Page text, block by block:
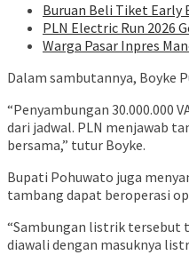
Buruan Beli Tiket Early
PLN Electric Run 2026
Warga Pasar Inpres
Dalam sambutannya, Boyke
“Penyambungan 30.000.000
dari jadwal. PLN menjawab
bersama,” tutur Boyke.
Bupati Pohuwato juga
tambang dapat beroperasi
“Sambungan listrik tersebut
diawali dengan masuknya